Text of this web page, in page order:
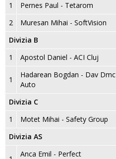
1
Pernes Paul - Tetarom
2
Muresan Mihai - SoftVision
Divizia B
1
Apostol Daniel - ACI Cluj
1
Hadarean Bogdan - Dav Dmc
Auto
Divizia C
1
Motet Mihai - Safety Group
Divizia AS
Anca Emil - Perfect